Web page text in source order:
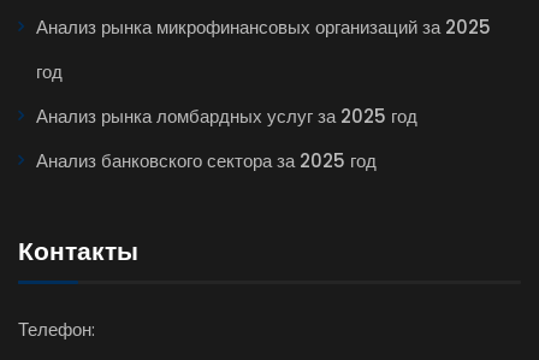
Анализ рынка микрофинансовых организаций за 2025
год
Анализ рынка ломбардных услуг за 2025 год
Анализ банковского сектора за 2025 год
Контакты
Телефон: